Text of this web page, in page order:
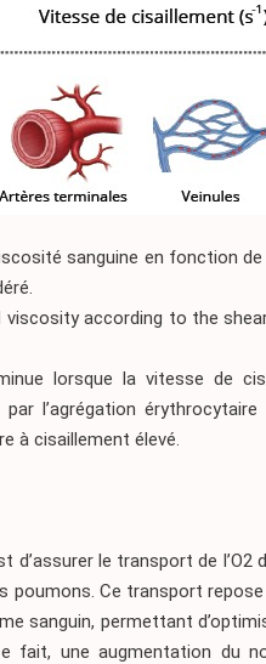
sanguine en fonction
viscosity according to the
lorsque la vitesse de
par l’agrégation
à cisaillement élevé.
d’assurer le transport de
poumons. Ce transport
sanguin, permettant
fait, une augmentation du